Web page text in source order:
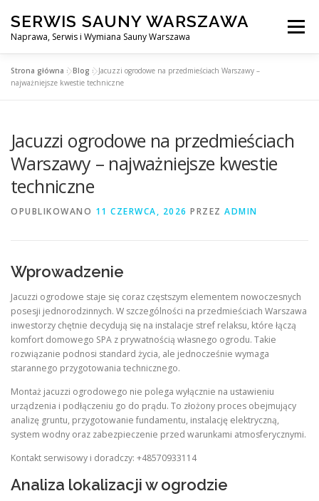
treści
SERWIS SAUNY WARSZAWA
Naprawa, Serwis i Wymiana Sauny Warszawa
Menu
SERWIS DO SAUNY WARSZAWA
Strona główna »Blog »Jacuzzi ogrodowe na przedmieściach Warszawy –
najważniejsze kwestie techniczne
Jacuzzi ogrodowe na przedmieściach
Warszawy – najważniejsze kwestie
techniczne
OPUBLIKOWANO 11 CZERWCA, 2026 PRZEZ ADMIN
Wprowadzenie
Jacuzzi ogrodowe staje się coraz częstszym elementem nowoczesnych
posesji jednorodzinnych. W szczególności na przedmieściach Warszawa
inwestorzy chętnie decydują się na instalacje stref relaksu, które łączą
komfort domowego SPA z prywatnością własnego ogrodu. Takie
rozwiązanie podnosi standard życia, ale jednocześnie wymaga
starannego przygotowania technicznego.
Montaż jacuzzi ogrodowego nie polega wyłącznie na ustawieniu
urządzenia i podłączeniu go do prądu. To złożony proces obejmujący
analizę gruntu, przygotowanie fundamentu, instalację elektryczną,
system wodny oraz zabezpieczenie przed warunkami atmosferycznymi.
Kontakt serwisowy i doradczy: +48570933114
Analiza lokalizacji w ogrodzie